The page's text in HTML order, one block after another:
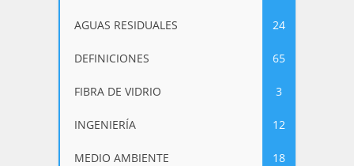
AGUAS RESIDUALES 24
DEFINICIONES 65
FIBRA DE VIDRIO 3
INGENIERÍA 12
MEDIO AMBIENTE 18